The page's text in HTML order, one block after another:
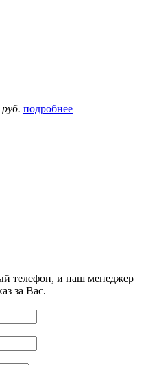
подробнее
телефон, и наш менеджер
за Вас.